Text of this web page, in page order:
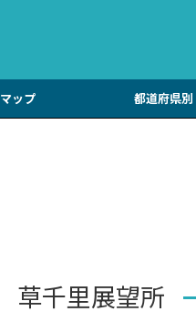
マップ 都道府県別
草千里展望所